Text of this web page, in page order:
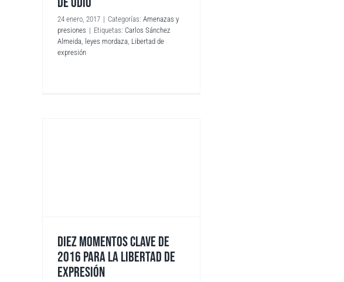
24 enero, 2017 | Categorías: Amenazas y
presiones | Etiquetas: Carlos Sánchez
Almeida leyes mordaza Libertad de
expresión
DIEZ MOMENTOS CLAVE DE
2016 PARA LA LIBERTAD DE
EXPRESIÓN